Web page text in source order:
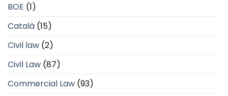
BOE (1)
Català (15)
Civil law (2)
Civil Law (87)
Commercial Law (93)